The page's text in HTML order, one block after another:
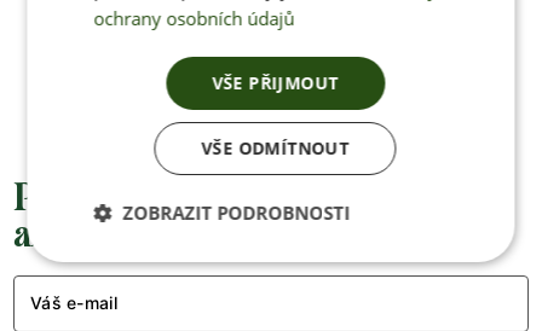
info@jenonleather.cz
Přednostní informace o soutěžích,
akcích a novinkách
Váš e-mail
ochrany osobních údajů
VŠE PŘIJMOUT
VŠE ODMÍTNOUT
ZOBRAZIT PODROBNOSTI